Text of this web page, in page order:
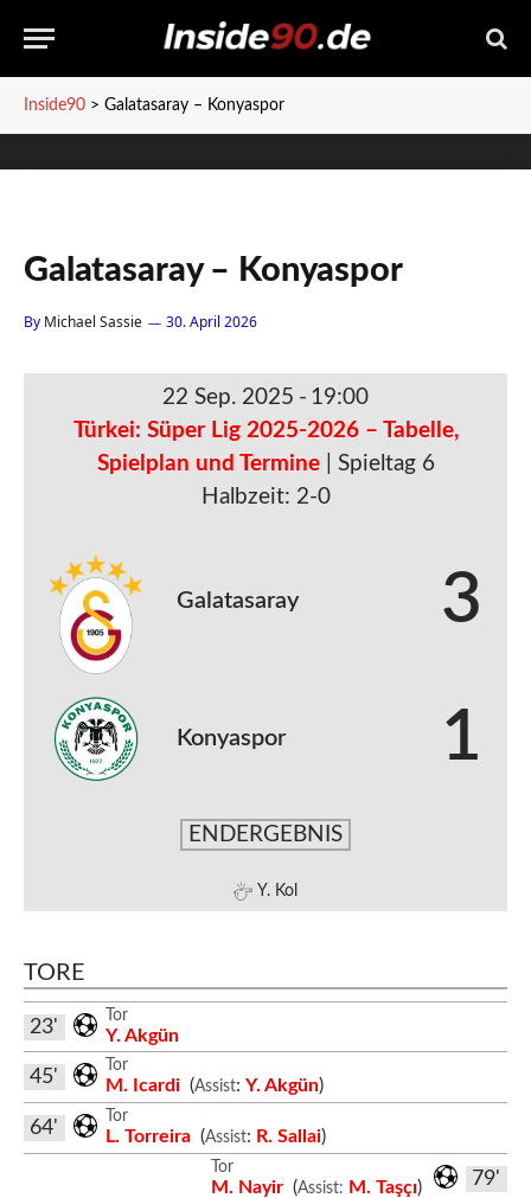
Inside90 > Galatasaray – Konyaspor
Galatasaray – Konyaspor
By Michael Sassie 30. April 2026
22 Sep. 2025 - 19:00
Türkei: Süper Lig 2025-2026 – Tabelle,
Spielplan und Termine
| Spieltag 6
Halbzeit: 2-0
Galatasaray 3
Konyaspor 1
ENDERGEBNIS
Y. Kol
TORE
Tor
Y. Akgün
23'
Tor
M. Icardi (Assist: Y. Akgün)
45'
Tor
L. Torreira (Assist: R. Sallai)
64'
79'
Tor
M. Nayir (Assist: M. Taşçı)